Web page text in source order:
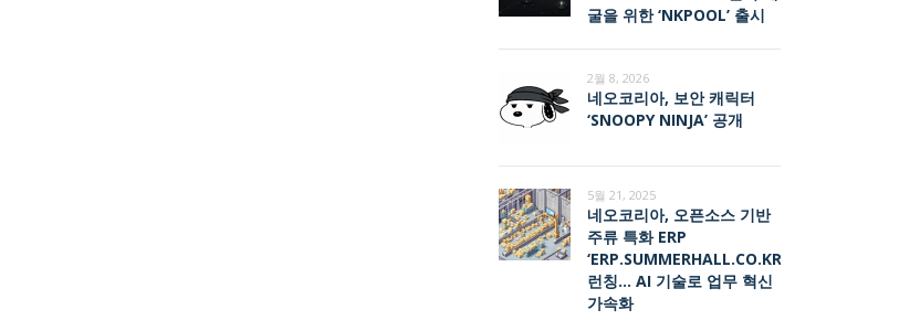
굴을 위한 ‘NKPOOL’ 출시
2월 8, 2026
네오코리아, 보안 캐릭터
‘SNOOPY NINJA’ 공개
5월 21, 2025
네오코리아, 오픈소스 기반
주류 특화 ERP
‘ERP.SUMMERHALL.CO.KR’
런칭… AI 기술로 업무 혁신
가속화